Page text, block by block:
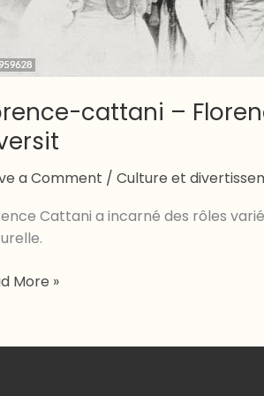
cattani –
a Comment / Culture et
Cattani a incarné des rôles
More »